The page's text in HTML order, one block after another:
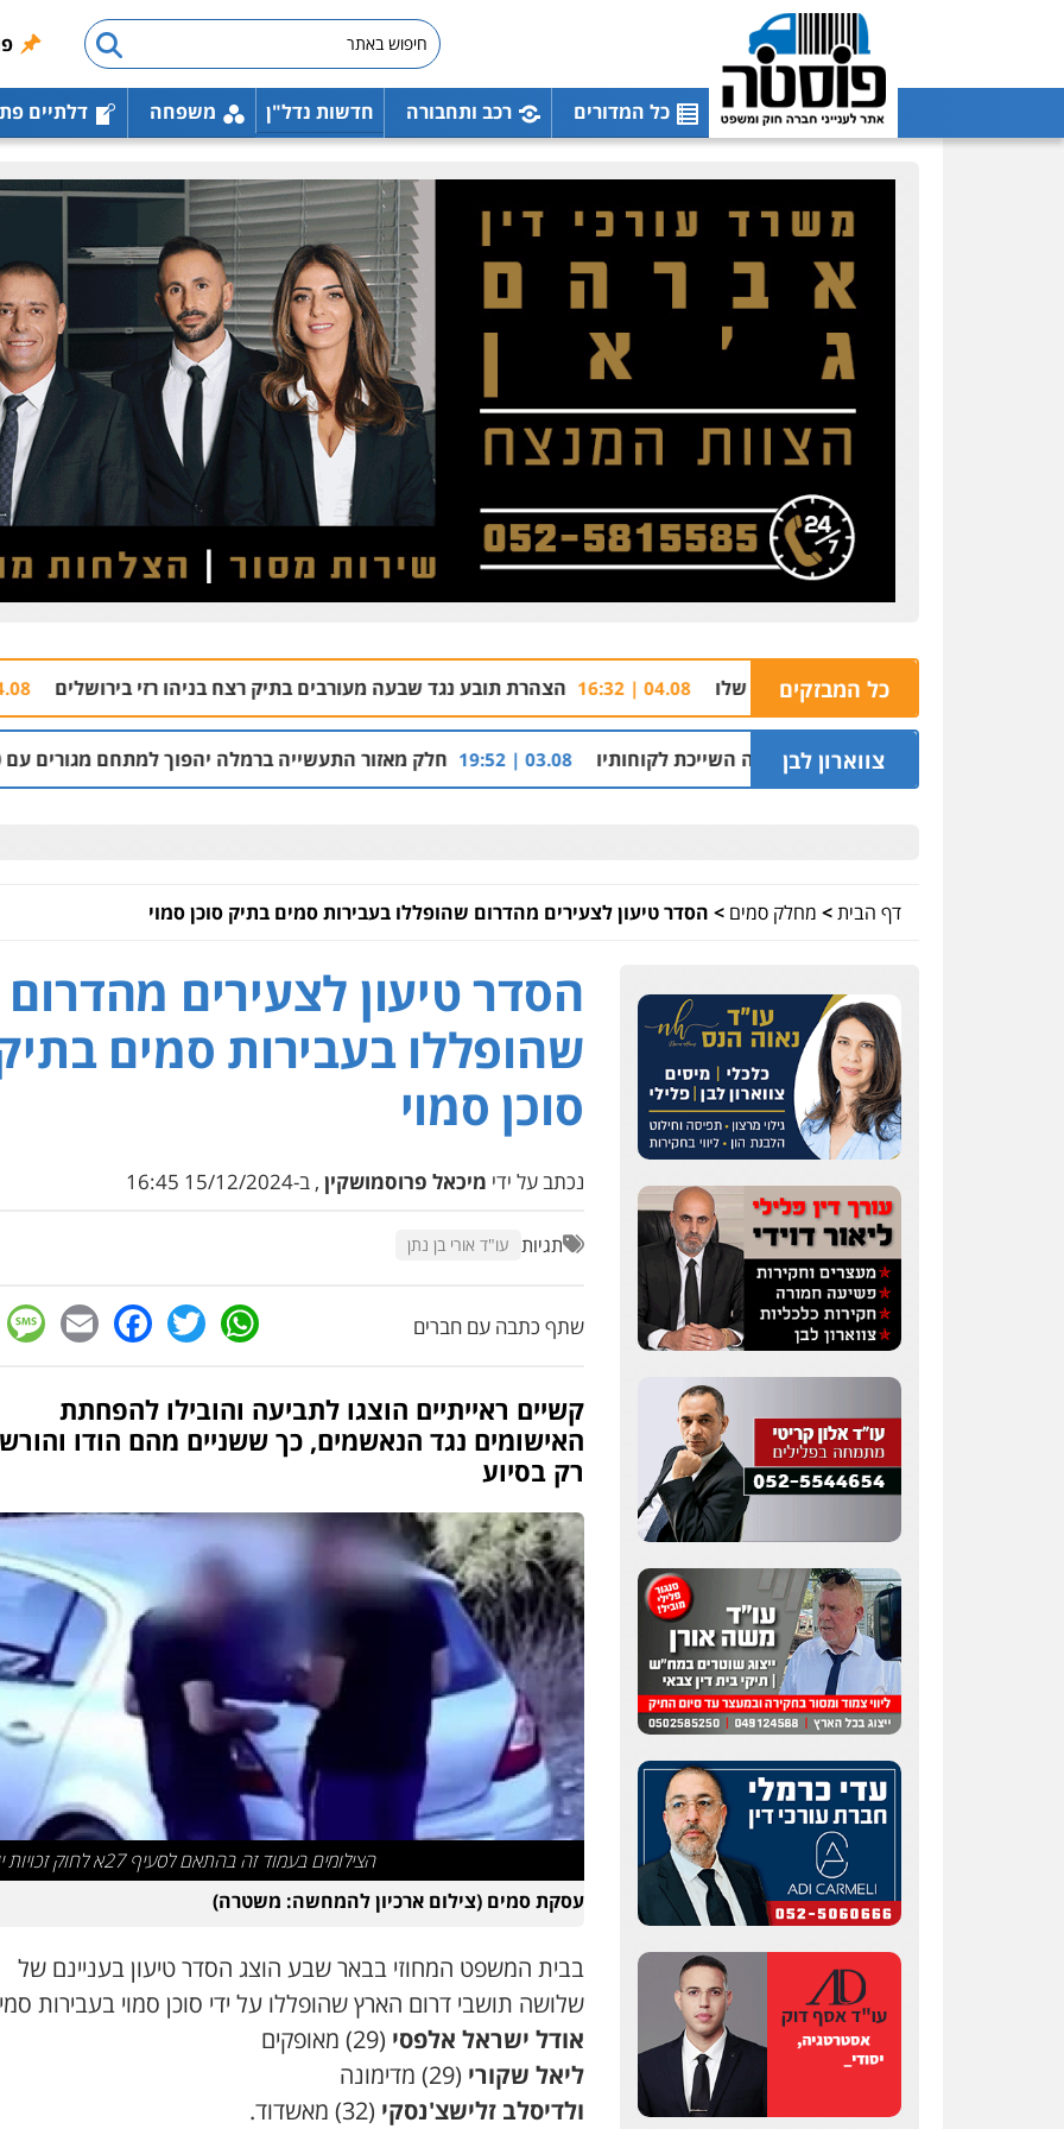
כל המדורים רכב ותחבורה חדשות נדל"ן משפחה דלתיים
כל המבזקים
04.08 | 16:32 הצהרת תובע נגד שבעה מעורבים בתיק רצח בניהו רזי בירושלים 04.08 | 13:37
צווארון לבן
שקל על דירה השייכת לקוחותיו 03.08 | 19:52 חלק מאזור התעשייה ברמלה יהפוך למתחם מגורים עם 1,700 יחידות דיור
דף הבית> מחלק סמים > הסדר טיעון לצעירים מהדרום שהופללו בעבירות סמים בתיק סוכן סמוי
עו"ד אלון קריטי
פלילי כלכלי אלימות
סמים מעצרים
0525544654
שני אלגרבלי – משרד
עורכי דין
פלילי עורכי דין לענייני
אסירים תעבורה
0507120031
עו"ד רונן בנדל
משפט פלילי פשיעה
חמורה
הסדר טיעון לצעירים מהדרום
שהופללו בעבירות סמים
סוכן סמוי
נכתב על ידי מיכאל פרוסמושקין , ב-15/12/2024 16:45
תגיות עו"ד אורי בן נתן
שתף כתבה עם חברים WhatsApp
Twitter
קשיים ראייתיים הוצגו לתביעה והובילו להפחתת
האישומים נגד הנאשמים, כך ששניים מהם הודו
רק בסיוע
הצילומים בעמוד זה בהתאם לסעיף 27א לחוק זכויות יוצרים
עסקת סמים (צילום ארכיון להמחשה: משטרה)
בבית המשפט המחוזי בבאר שבע הוצג הסדר טיעון בעניינם של
שלושה תושבי דרום הארץ שהופללו על ידי סוכן סמוי בעבירות
אודל ישראל אלפסי (29) מאופקים
ליאל שקורי (29) מדימונה
ולדיסלב זלישצ'נסקי (32) מאשדוד.